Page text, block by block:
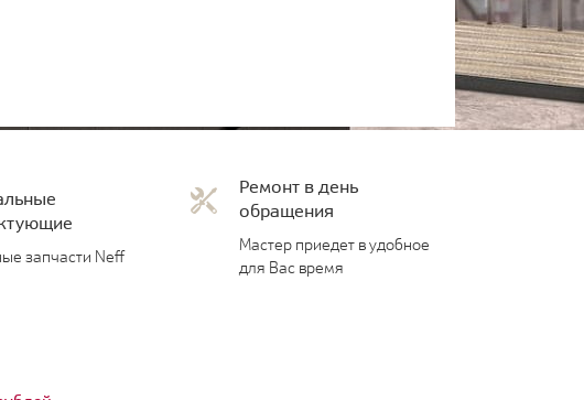
запчасти Neff
Ремонт в день
обращения
Мастер приедет в удобное
для Вас время